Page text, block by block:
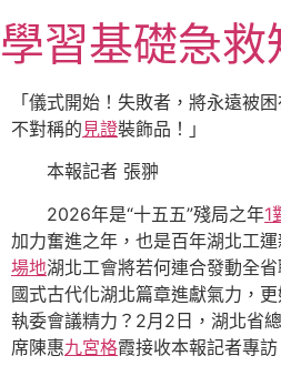
至
主
內
學習基礎急救
「儀式開始！失敗者，將永遠被
不對稱的 見證裝飾品！」
本報記者 張翀
2026年是“十五五”殘局之年1
加力奮進之年，也是百年湖北工
場地湖北工會將若何連合發動全省
國式古代化湖北篇章進獻氣力，
執委會議精力？2月2日，湖北省
席陳惠九宮格霞接收本報記者專訪